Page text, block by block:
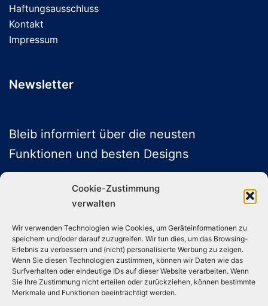
Cookie-Zustimmung
verwalten
Wir verwenden Technologien wie Cookies, um Geräteinformationen zu
speichern und/oder darauf zuzugreifen. Wir tun dies, um das Browsing-
Erlebnis zu verbessern und (nicht) personalisierte Werbung zu zeigen.
Wenn Sie diesen Technologien zustimmen, können wir Daten wie das
Surfverhalten oder eindeutige IDs auf dieser Website verarbeiten. Wenn
Sie Ihre Zustimmung nicht erteilen oder zurückziehen, können bestimmte
Merkmale und Funktionen beeinträchtigt werden.
Haftungsausschluss
Kontakt
Impressum
Newsletter
Bleib informiert über die neusten
Funktionen und besten Designs
ABONNIEREN
Folge uns auf Social Media